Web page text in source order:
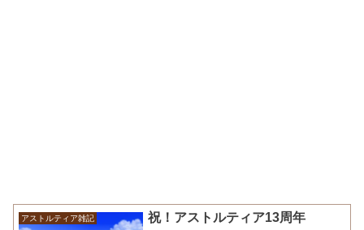
アストルティア雑記 祝！アストルティア13周年